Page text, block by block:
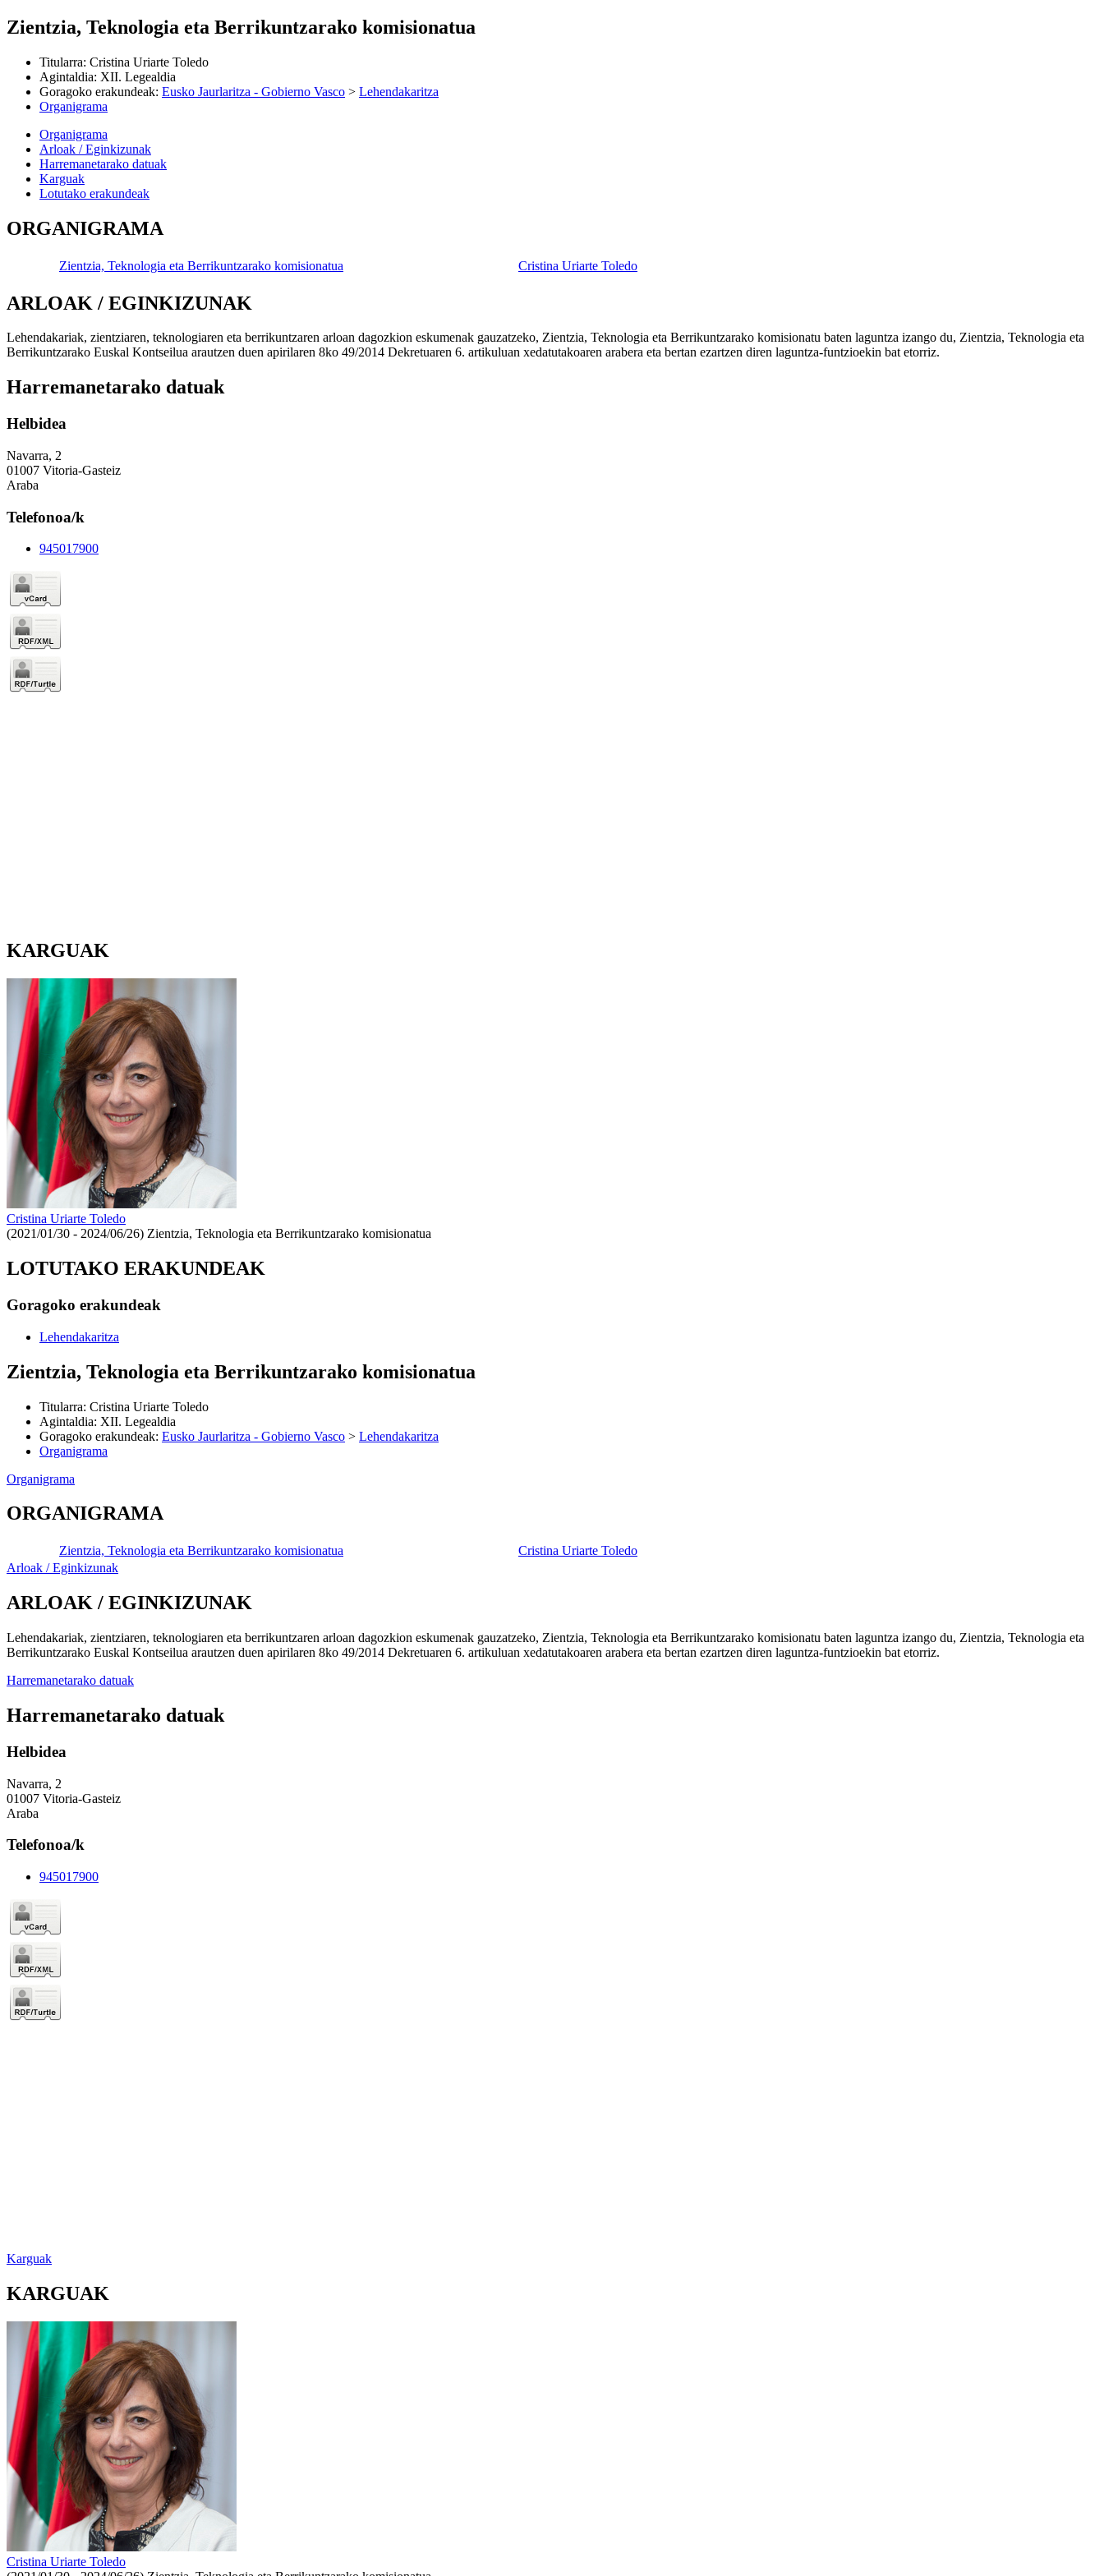
Zientzia, Teknologia eta Berrikuntzarako komisionatua
Titularra: Cristina Uriarte Toledo
Agintaldia: XII. Legealdia
Goragoko erakundeak: Eusko Jaurlaritza - Gobierno Vasco > Lehendakaritza
Organigrama
Organigrama
Arloak / Eginkizunak
Harremanetarako datuak
Karguak
Lotutako erakundeak
ORGANIGRAMA
Zientzia, Teknologia eta Berrikuntzarako komisionatua Cristina Uriarte Toledo
ARLOAK / EGINKIZUNAK
Lehendakariak, zientziaren, teknologiaren eta berrikuntzaren arloan dagozkion eskumenak gauzatzeko, Zientzia, Teknologia eta Berrikuntzarako komisionatu baten laguntza izango du, Zientzia, Teknologia eta
Berrikuntzarako Euskal Kontseilua arautzen duen apirilaren 8ko 49/2014 Dekretuaren 6. artikuluan xedatutakoaren arabera eta bertan ezartzen diren laguntza-funtzioekin bat etorriz.
Harremanetarako datuak
Helbidea
Navarra, 2
01007 Vitoria-Gasteiz
Araba
Telefonoa/k
945017900
KARGUAK
Cristina Uriarte Toledo
(2021/01/30 - 2024/06/26) Zientzia, Teknologia eta Berrikuntzarako komisionatua
LOTUTAKO ERAKUNDEAK
Goragoko erakundeak
Lehendakaritza
Zientzia, Teknologia eta Berrikuntzarako komisionatua
Titularra: Cristina Uriarte Toledo
Agintaldia: XII. Legealdia
Goragoko erakundeak: Eusko Jaurlaritza - Gobierno Vasco > Lehendakaritza
Organigrama
Organigrama
ORGANIGRAMA
Zientzia, Teknologia eta Berrikuntzarako komisionatua
Cristina Uriarte Toledo
Arloak / Eginkizunak
ARLOAK / EGINKIZUNAK
Lehendakariak, zientziaren, teknologiaren eta berrikuntzaren arloan dagozkion eskumenak gauzatzeko, Zientzia, Teknologia eta Berrikuntzarako komisionatu baten laguntza izango du, Zientzia, Teknologia eta
Berrikuntzarako Euskal Kontseilua arautzen duen apirilaren 8ko 49/2014 Dekretuaren 6. artikuluan xedatutakoaren arabera eta bertan ezartzen diren laguntza-funtzioekin bat etorriz.
Harremanetarako datuak
Harremanetarako datuak
Helbidea
Navarra, 2
01007 Vitoria-Gasteiz
Araba
Telefonoa/k
945017900
Karguak
KARGUAK
Cristina Uriarte Toledo